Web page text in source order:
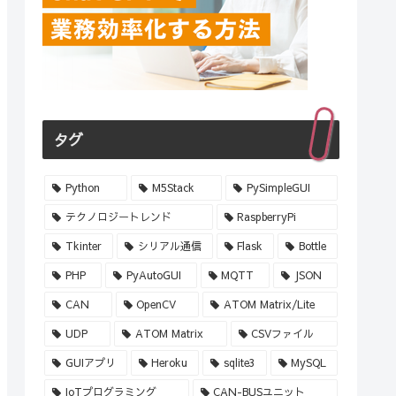
タグ
Python M5Stack PySimpleGUI
テクノロジートレンド RaspberryPi
Tkinter シリアル通信 Flask Bottle
PHP PyAutoGUI MQTT JSON
CAN OpenCV ATOM Matrix/Lite
UDP ATOM Matrix CSVファイル
GUIアプリ Heroku sqlite3 MySQL
IoTプログラミング CAN-BUSユニット